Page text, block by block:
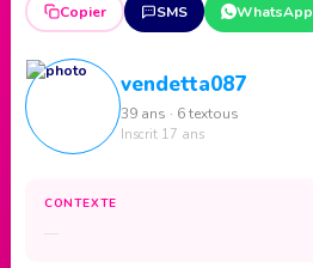
Copier SMS WhatsApp
vendetta087
39 ans · 6 textous
Inscrit 17 ans
CONTEXTE
—